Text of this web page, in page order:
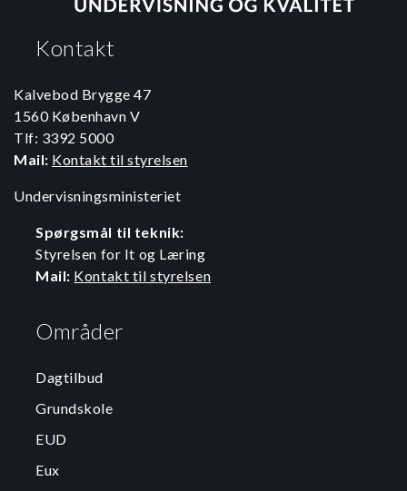
Kontakt
Kalvebod Brygge 47
1560 København V
Tlf: 3392 5000
Mail: Kontakt til styrelsen
Undervisningsministeriet
Spørgsmål til teknik:
Styrelsen for It og Læring
Mail: Kontakt til styrelsen
Områder
Dagtilbud
Grundskole
EUD
Eux